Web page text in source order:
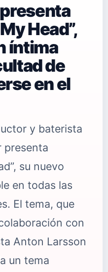
Head”,
íntima
de
en el
y baterista
presenta
su nuevo
en todas las
El tema, que
con
Anton Larsson
un tema